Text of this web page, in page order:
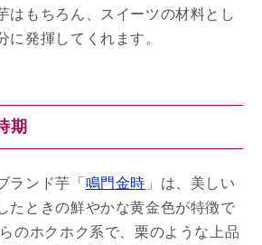
はもちろん、スイーツの材料とし
に発揮してくれます。
期
ランド芋「 鳴門金時 」は、美しい
たときの鮮やかな黄金色が特徴で
のホクホク系で、栗のような上品